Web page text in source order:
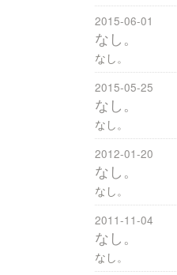
2015-06-01
なし。
なし。
2015-05-25
なし。
なし。
2012-01-20
なし。
なし。
2011-11-04
なし。
なし。